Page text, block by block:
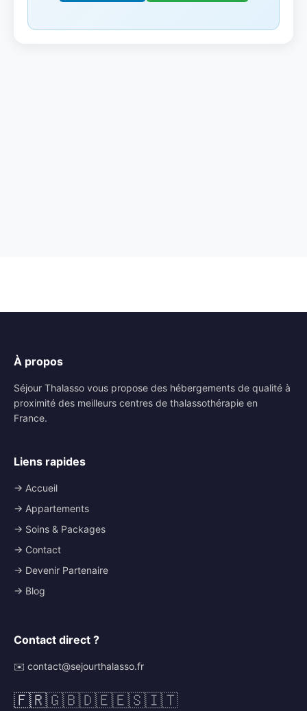
À propos
Séjour Thalasso vous propose des hébergements de qualité à
proximité des meilleurs centres de thalassothérapie en
France.
Liens rapides
→ Accueil
→ Appartements
→ Soins & Packages
→ Contact
→ Devenir Partenaire
→ Blog
Contact direct ?
✉️ contact@sejourthalasso.fr
🇫🇷🇬🇧🇩🇪🇪🇸🇮🇹